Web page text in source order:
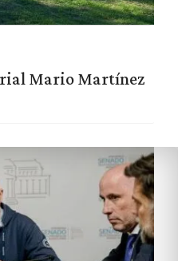
Mario Martínez